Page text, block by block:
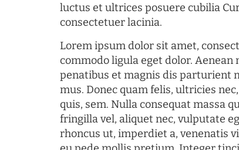
luctus et ultrices posuere cubilia
consectetuer lacinia.
Lorem ipsum dolor sit amet,
commodo ligula eget dolor. Aenean
penatibus et magnis dis parturient
mus. Donec quam felis, ultricies
quis, sem. Nulla consequat massa
fringilla vel, aliquet nec, vulputate
rhoncus ut, imperdiet a, venenatis